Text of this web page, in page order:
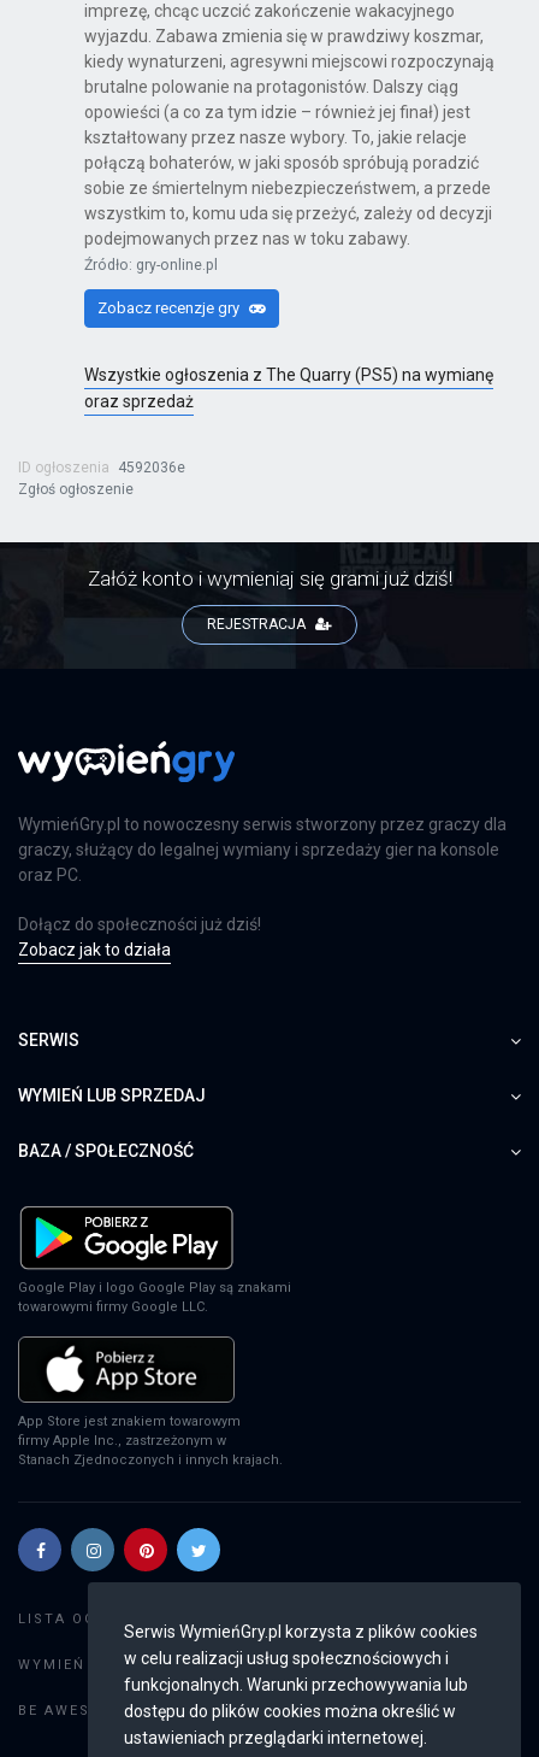
Serwis WymieńGry.pl korzysta z plików cookies
w celu realizacji usług społecznościowych i
funkcjonalnych. Warunki przechowywania lub
dostępu do plików cookies można określić w
ustawieniach przeglądarki internetowej.
imprezę, chcąc uczcić zakończenie wakacyjnego
wyjazdu. Zabawa zmienia się w prawdziwy koszmar,
kiedy wynaturzeni, agresywni miejscowi rozpoczynają
brutalne polowanie na protagonistów. Dalszy ciąg
opowieści (a co za tym idzie – również jej finał) jest
kształtowany przez nasze wybory. To, jakie relacje
połączą bohaterów, w jaki sposób spróbują poradzić
sobie ze śmiertelnym niebezpieczeństwem, a przede
wszystkim to, komu uda się przeżyć, zależy od decyzji
podejmowanych przez nas w toku zabawy.
Źródło: gry-online.pl
Zobacz recenzje gry
Wszystkie ogłoszenia z The Quarry (PS5) na wymianę
oraz sprzedaż
ID ogłoszenia
4592036e
Zgłoś ogłoszenie
Załóż konto i wymieniaj się grami już dziś!
REJESTRACJA
WymieńGry.pl to nowoczesny serwis stworzony przez graczy dla
graczy, służący do legalnej wymiany i sprzedaży gier na konsole
oraz PC.
Dołącz do społeczności już dziś!
Zobacz jak to działa
SERWIS
WYMIEŃ LUB SPRZEDAJ
BAZA / SPOŁECZNOŚĆ
Google Play i logo Google Play są znakami
towarowymi firmy Google LLC.
App Store jest znakiem towarowym
firmy Apple Inc., zastrzeżonym w
Stanach Zjednoczonych i innych krajach.
LISTA OGŁOSZEŃ:
WYMIEŃ GRY: Dodaj ogłoszenie
BE AWESOME: Weryfikacja konta